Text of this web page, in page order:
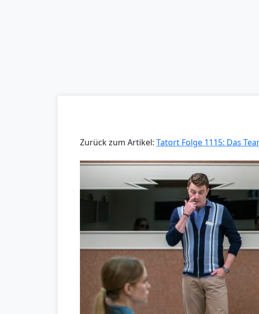
Zurück zum Artikel: Tatort Folge 1115: Das